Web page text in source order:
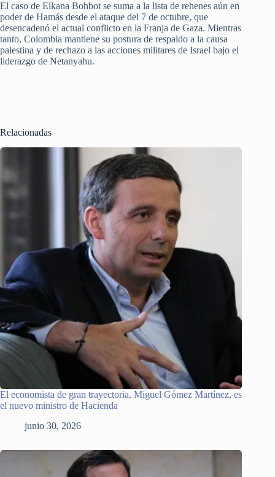
El caso de Elkana Bohbot se suma a la lista de rehenes aún en
poder de Hamás desde el ataque del 7 de octubre, que
desencadenó el actual conflicto en la Franja de Gaza. Mientras
tanto, Colombia mantiene su postura de respaldo a la causa
palestina y de rechazo a las acciones militares de Israel bajo el
liderazgo de Netanyahu.
Relacionadas
El economista de gran trayectoria, Miguel Gómez Martínez, es
el nuevo ministro de Hacienda
junio 30, 2026